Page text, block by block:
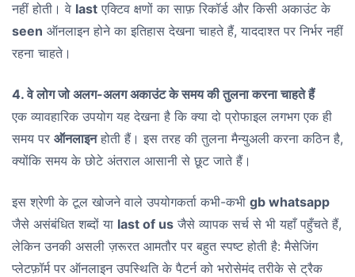
नहीं होती। वे last एक्टिव क्षणों का साफ़ रिकॉर्ड और किसी अकाउंट के
seen ऑनलाइन होने का इतिहास देखना चाहते हैं, याददाश्त पर निर्भर नहीं
रहना चाहते।
4. वे लोग जो अलग-अलग अकाउंट के समय की तुलना करना चाहते हैं
एक व्यावहारिक उपयोग यह देखना है कि क्या दो प्रोफाइल लगभग एक ही
समय पर ऑनलाइनहोती हैं। इस तरह की तुलना मैन्युअली करना कठिन है,
क्योंकि समय के छोटे अंतराल आसानी से छूट जाते हैं।
इस श्रेणी के टूल खोजने वाले उपयोगकर्ता कभी-कभी gb whatsapp
जैसे असंबंधित शब्दों या last of us जैसे व्यापक सर्च से भी यहाँ पहुँचते हैं,
लेकिन उनकी असली ज़रूरत आमतौर पर बहुत स्पष्ट होती है: मैसेजिंग
प्लेटफ़ॉर्म पर ऑनलाइन उपस्थिति के पैटर्न को भरोसेमंद तरीके से ट्रैक